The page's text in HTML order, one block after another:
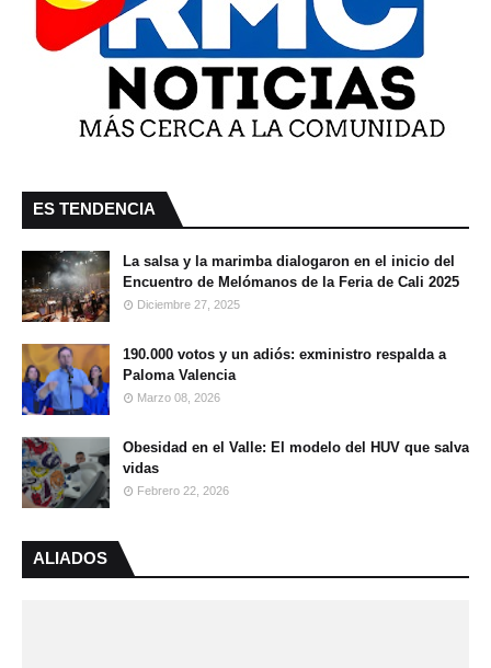
ES TENDENCIA
La salsa y la marimba dialogaron en el inicio del
Encuentro de Melómanos de la Feria de Cali 2025
Diciembre 27, 2025
190.000 votos y un adiós: exministro respalda a
Paloma Valencia
Marzo 08, 2026
Obesidad en el Valle: El modelo del HUV que salva
vidas
Febrero 22, 2026
ALIADOS